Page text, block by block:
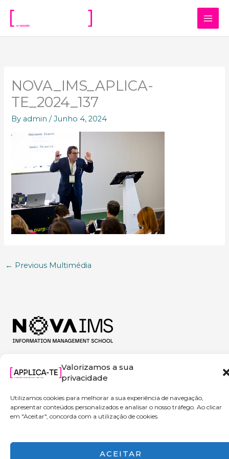
Valorizamos a sua
privacidade
Utilizamos cookies para melhorar a sua experiência de navegação,
apresentar conteúdos personalizados e analisar o nosso tráfego. Ao clicar
em "Aceitar", concorda com a utilização de cookies.
ACEITAR
content
NOVA_IMS_APLICA-
TE_2024_137
By admin/Junho 4, 2024
← Previous Multimédia